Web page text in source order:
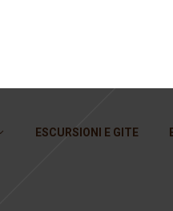
ESCURSIONI E GITE